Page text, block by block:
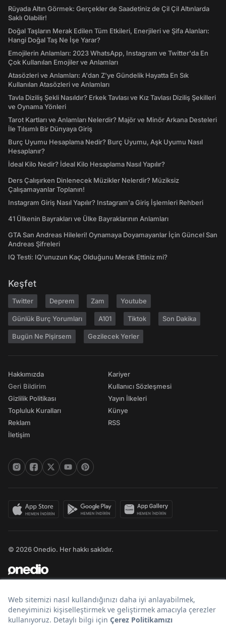
Rüyada Altın Görmek: Gerçekler de Saadetiniz de Çil Çil Altınlarda
Saklı Olabilir!
Doğal Taşların Merak Edilen Tüm Etkileri, Enerjileri ve Şifa Alanları:
Hangi Doğal Taş Ne İşe Yarar?
Emojilerin Anlamları: 2023 WhatsApp, Instagram ve Twitter'da En
Çok Kullanılan Emojiler ve Anlamları
Atasözleri ve Anlamları: A'dan Z'ye Gündelik Hayatta En Sık
Kullanılan Atasözleri ve Anlamları
Tavla Diziliş Şekli Nasıldır? Erkek Tavlası ve Kız Tavlası Diziliş Şekilleri
ve Oynama Yönleri
Tarot Kartları ve Anlamları Nelerdir? Majör ve Minör Arkana Desteleri
İle Tılsımlı Bir Dünyaya Giriş
Burç Uyumu Hesaplama Nedir? Burç Uyumu, Aşk Uyumu Nasıl
Hesaplanır?
İdeal Kilo Nedir? İdeal Kilo Hesaplama Nasıl Yapılır?
Ders Çalışırken Dinlenecek Müzikler Nelerdir? Müziksiz
Çalışamayanlar Toplanın!
Instagram Giriş Nasıl Yapılır? Instagram'a Giriş İşlemleri Rehberi
41 Ülkenin Bayrakları ve Ülke Bayraklarının Anlamları
GTA San Andreas Hileleri! Oynamaya Doyamayanlar İçin Güncel San
Andreas Şifreleri
IQ Testi: IQ'unuzun Kaç Olduğunu Merak Ettiniz mi?
Keşfet
Twitter Deprem Zam Youtube
Günlük Burç Yorumları A101 Tiktok Son Dakika
Bugün Ne Pişirsem Gezilecek Yerler
Hakkımızda
Geri Bildirim
Gizlilik Politikası
Topluluk Kuralları
Reklam
İletişim
Kariyer
Kullanıcı Sözleşmesi
Yayın İlkeleri
Künye
RSS
© 2026 Onedio. Her hakkı saklıdır.
Bir markasıdır.